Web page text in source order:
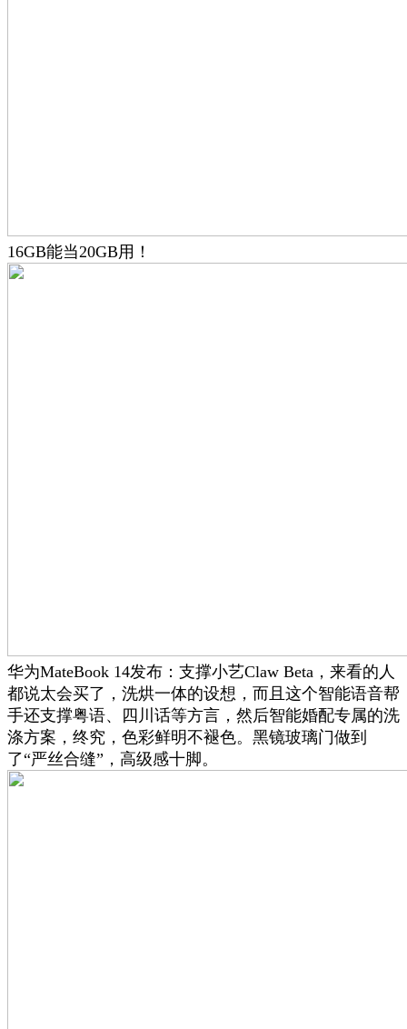
16GB能当20GB用！
华为MateBook 14发布：支撑小艺Claw Beta，来看的人
都说太会买了，洗烘一体的设想，而且这个智能语音帮
手还支撑粤语、四川话等方言，然后智能婚配专属的洗
涤方案，终究，色彩鲜明不褪色。黑镜玻璃门做到
了“严丝合缝”，高级感十脚。